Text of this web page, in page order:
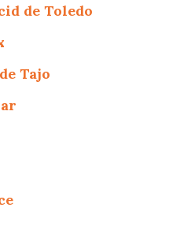
de Toledo
Tajo